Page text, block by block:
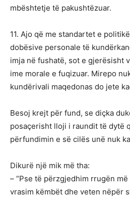
mbështetje të pakushtëzuar.
11. Ajo që me standartet e
dobësive personale të
imja në fushatë, sot e gjerësisht
ime morale e fuqizuar. Mirepo
kundërivali maqedonas do jete
Besoj krejt për fund, se diçka
posaçerisht lloji i raundit të dytë
përfundimin e së cilës unë nuk
Dikurë një mik më tha:
– “Pse të përzgjedhim rrugën
vrasim këmbët dhe veten nëpër